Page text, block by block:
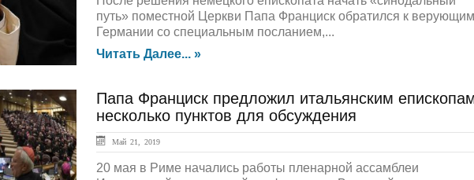
путь» поместной Церкви Папа Франциск обратился к верующим
Германии со специальным посланием,...
Читать Далее... »
Папа Франциск предложил итальянским
несколько пунктов для обсуждения
Май 21, 2019
20 мая в Риме начались работы пленарной ассамблеи